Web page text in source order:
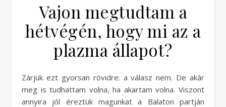
Vajon megtudtam a
hétvégén, hogy mi az a
plazma állapot?
Zárjuk ezt gyorsan rövidre: a válasz nem. De akár
meg is tudhattam volna, ha akartam volna. Viszont
annyira jól éreztük magunkat a Balaton partján